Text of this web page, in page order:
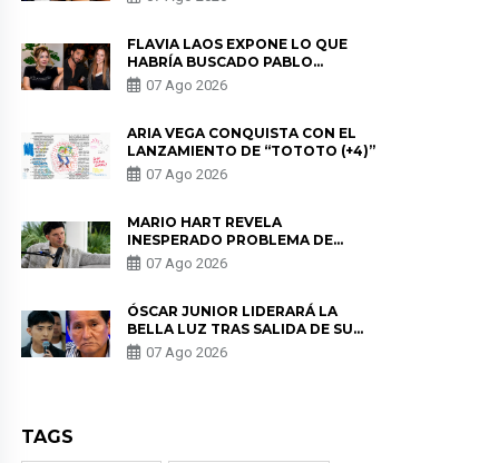
DE PÓDCAST
FLAVIA LAOS EXPONE LO QUE
HABRÍA BUSCADO PABLO
HEREDIA CON ALE FULLER: “UNA
DE LAS PARTES QUERÍA EL
07 Ago 2026
ARIA VEGA CONQUISTA CON EL
LANZAMIENTO DE “TOTOTO (+4)”
07 Ago 2026
MARIO HART REVELA
INESPERADO PROBLEMA DE
SALUD ANTES DE SEPARARSE DE
KORINA: “ME ENCONTRARON UN
07 Ago 2026
ÓSCAR JUNIOR LIDERARÁ LA
BELLA LUZ TRAS SALIDA DE SU
PADRE POR POLÉMICA CON
NALDY SALDAÑA
07 Ago 2026
TAGS